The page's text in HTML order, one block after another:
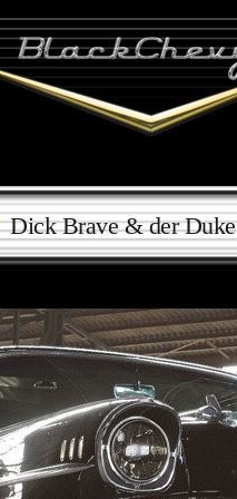
Dick Brave & der Duke